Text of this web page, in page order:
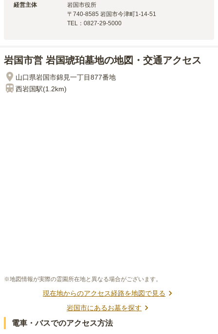
経営主体 岩国市役所
〒 740-8585 岩国市今津町1-14-51
TEL： 0827-29-5000
岩国市営 岩国琥珀墓地の地図・交通アクセス
山口県岩国市錦見一丁目877番地
西岩国駅(1.2km)
※地図情報が実際の霊園所在地と異なる場合がございます。
現在地からのアクセス経路を地図で見る
岩国市にあるお墓を探す
電車・バスでのアクセス方法